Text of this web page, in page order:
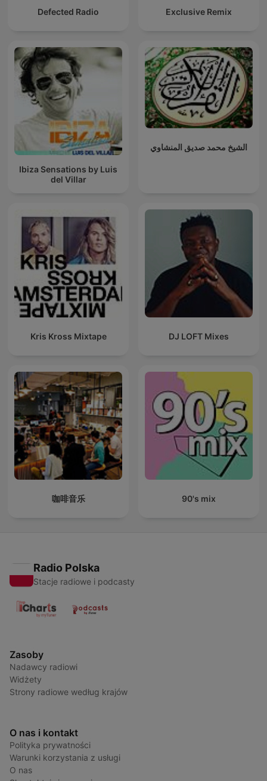
Defected Radio Exclusive Remix
Ibiza Sensations by Luis
del Villar
الشيخ محمد صديق المنشاوي
Kris Kross Mixtape DJ LOFT Mixes
咖啡音乐 90's mix
Radio Polska
Stacje radiowe i podcasty
Zasoby
Nadawcy radiowi
Widżety
Strony radiowe według krajów
O nas i kontakt
Polityka prywatności
Warunki korzystania z usługi
O nas